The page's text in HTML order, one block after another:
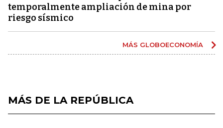
temporalmente ampliación de mina por
riesgo sísmico
MÁS GLOBOECONOMÍA
MÁS DE LA REPÚBLICA